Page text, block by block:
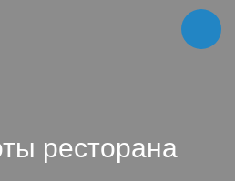
ресторана